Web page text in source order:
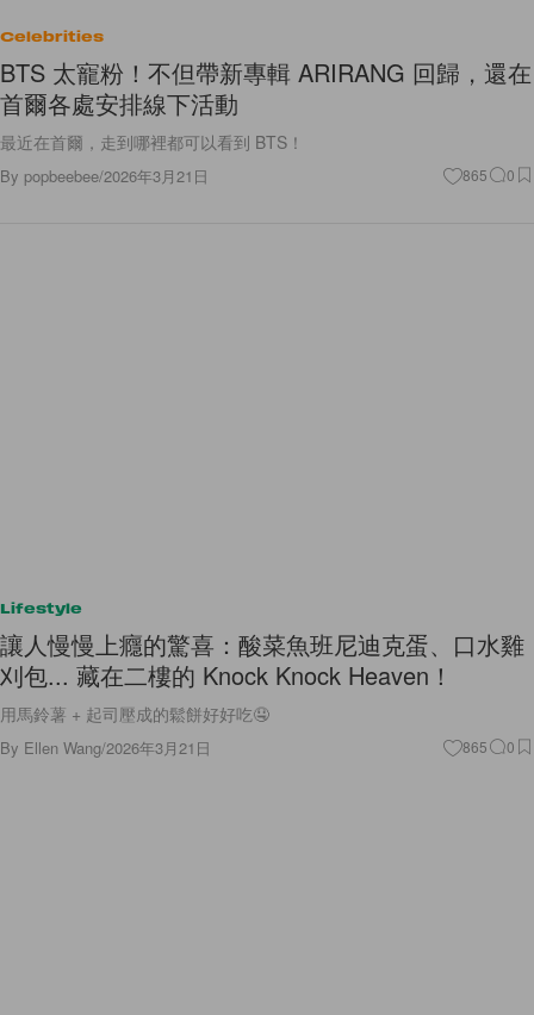
Celebrities
BTS 太寵粉！不但帶新專輯 ARIRANG 回歸，還在
首爾各處安排線下活動
最近在首爾，走到哪裡都可以看到 BTS！
By popbeebee/2026年3月21日 865 0
Lifestyle
讓人慢慢上癮的驚喜：酸菜魚班尼迪克蛋、口水雞
刈包... 藏在二樓的 Knock Knock Heaven！
用馬鈴薯 + 起司壓成的鬆餅好好吃🤤
By Ellen Wang/2026年3月21日 865 0